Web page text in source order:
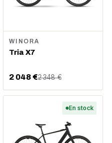
WINORA
Tria X7
2 048 €2 348 €
En stock